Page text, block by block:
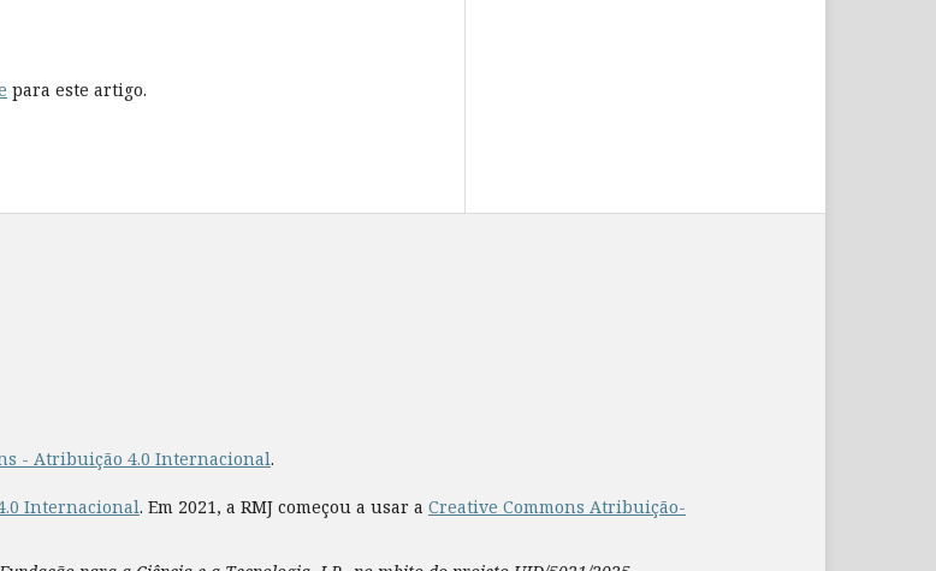
para este artigo.
- Atribuição 4.0 Internacional.
Internacional. Em 2021, a RMJ começou a usar a Creative Commons Atribuição-